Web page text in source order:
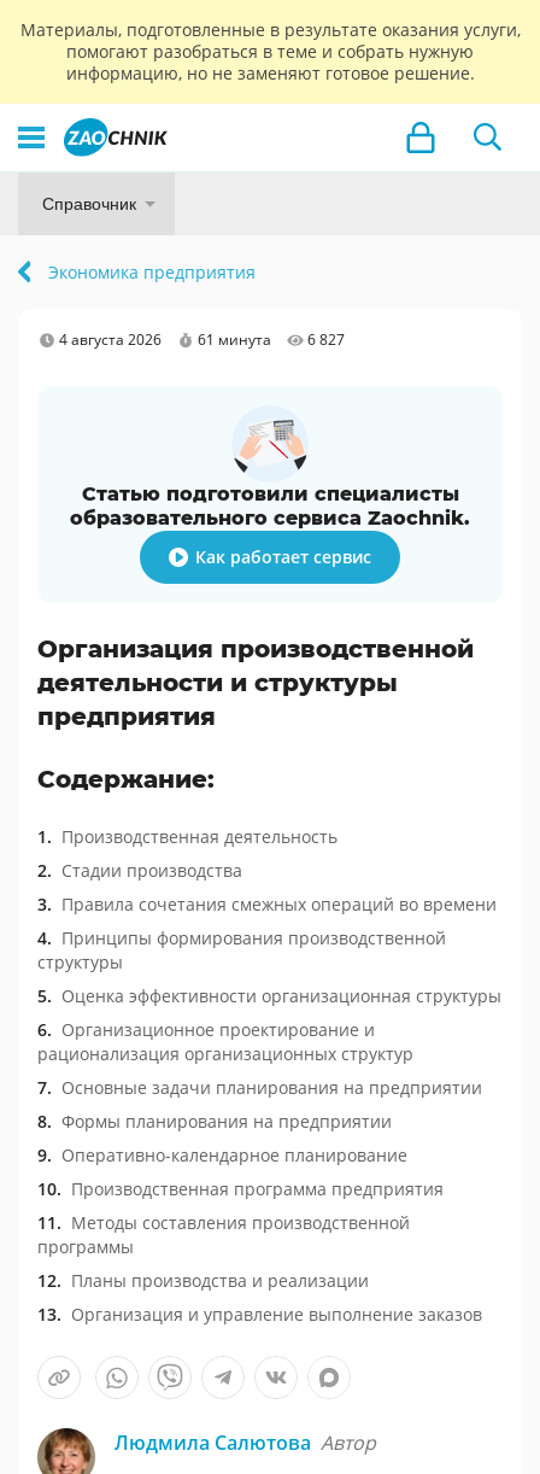
Материалы, подготовленные в результате оказания услуги,
помогают разобраться в теме и собрать нужную
информацию, но не заменяют готовое решение.
Справочник
Экономика предприятия
4 августа 2026 61 минута 6 827
Статью подготовили специалисты
образовательного сервиса Zaochnik.
Как работает сервис
Организация производственной
деятельности и структуры
предприятия
Содержание:
Производственная деятельность
Стадии производства
Правила сочетания смежных операций во времени
Принципы формирования производственной
структуры
Оценка эффективности организационная структуры
Организационное проектирование и
рационализация организационных структур
Основные задачи планирования на предприятии
Формы планирования на предприятии
Оперативно-календарное планирование
Производственная программа предприятия
Методы составления производственной
программы
Планы производства и реализации
Организация и управление выполнение заказов
Людмила Салютова Автор